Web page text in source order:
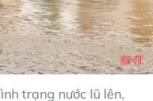
trạng nước lũ lên,